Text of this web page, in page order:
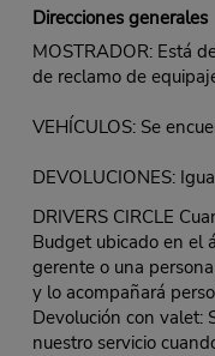
Direcciones generales
MOSTRADOR: Está
de reclamo de
VEHÍCULOS: Se
DEVOLUCIONES:
DRIVERS CIRCLE
Budget ubicado en el
gerente o una
y lo acompañará
Devolución con valet:
nuestro servicio